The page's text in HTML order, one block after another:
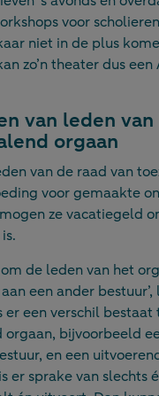
voor
niet in de plus
zo’n theater dus een
van leden
orgaan
van de raad van
voor gemaakte
ze vacatiegeld
de leden van het
een ander
er een verschil bestaat
bijvoorbeeld
en een
er sprake van slechts